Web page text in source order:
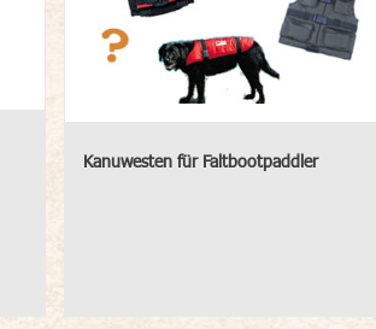
Kanuwesten für Faltbootpaddler